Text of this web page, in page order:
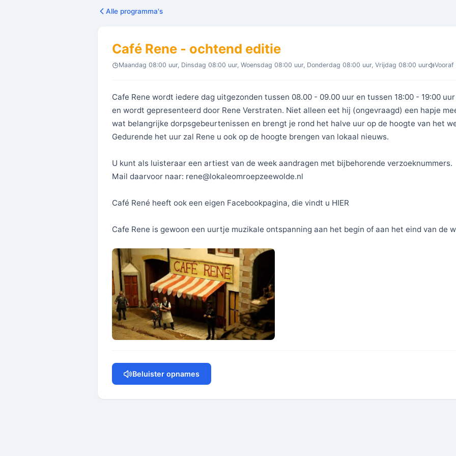
Alle programma's
Café Rene - ochtend editie
Maandag 08:00 uur, Dinsdag 08:00 uur, Woensdag 08:00 uur, Donderdag 08:00 uur, Vrijdag 08:00 uur Vooraf
Cafe Rene wordt iedere dag uitgezonden tussen 08.00 - 09.00 uur en tussen 18:00 - 19:00
en wordt gepresenteerd door Rene Verstraten. Niet alleen eet hij (ongevraagd) een hapje
wat belangrijke dorpsgebeurtenissen en brengt je rond het halve uur op de hoogte van het
Gedurende het uur zal Rene u ook op de hoogte brengen van lokaal nieuws.
U kunt als luisteraar een artiest van de week aandragen met bijbehorende verzoeknummers.
Mail daarvoor naar: rene@lokaleomroepzeewolde.nl
Café René heeft ook een eigen Facebookpagina, die vindt u HIER
Cafe Rene is gewoon een uurtje muzikale ontspanning aan het begin of aan het eind van de
Beluister opnames